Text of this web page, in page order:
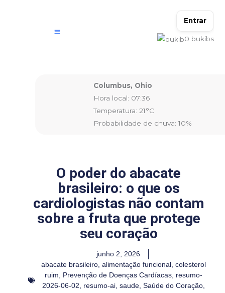
Entrar
0 bukibs
Columbus, Ohio
Hora local: 07:36
Temperatura: 21°C
Probabilidade de chuva: 10%
O poder do abacate
brasileiro: o que os
cardiologistas não contam
sobre a fruta que protege
seu coração
junho 2, 2026
abacate brasileiro, alimentação funcional, colesterol
ruim, Prevenção de Doenças Cardíacas, resumo-
2026-06-02, resumo-ai, saude, Saúde do Coração,